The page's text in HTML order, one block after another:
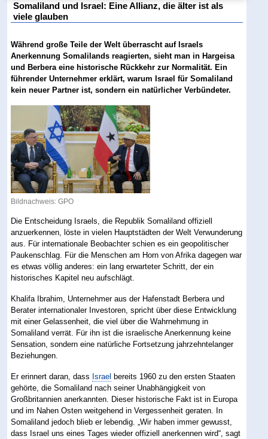
Somaliland und Israel: Eine Allianz, die älter ist als
viele glauben
Während große Teile der Welt überrascht auf Israels
Anerkennung Somalilands reagierten, sieht man in Hargeisa
und Berbera eine historische Rückkehr zur Normalität. Ein
führender Unternehmer erklärt, warum Israel für Somaliland
kein neuer Partner ist, sondern ein natürlicher Verbündeter.
Bildnachweis: GPO
Die Entscheidung Israels, die Republik Somaliland offiziell
anzuerkennen, löste in vielen Hauptstädten der Welt Verwunderung
aus. Für internationale Beobachter schien es ein geopolitischer
Paukenschlag. Für die Menschen am Horn von Afrika dagegen war
es etwas völlig anderes: ein lang erwarteter Schritt, der ein
historisches Kapitel neu aufschlägt.
Khalifa Ibrahim, Unternehmer aus der Hafenstadt Berbera und
Berater internationaler Investoren, spricht über diese Entwicklung
mit einer Gelassenheit, die viel über die Wahrnehmung in
Somaliland verrät. Für ihn ist die israelische Anerkennung keine
Sensation, sondern eine natürliche Fortsetzung jahrzehntelanger
Beziehungen.
Er erinnert daran, dass Israel bereits 1960 zu den ersten Staaten
gehörte, die Somaliland nach seiner Unabhängigkeit von
Großbritannien anerkannten. Dieser historische Fakt ist in Europa
und im Nahen Osten weitgehend in Vergessenheit geraten. In
Somaliland jedoch blieb er lebendig. „Wir haben immer gewusst,
dass Israel uns eines Tages wieder offiziell anerkennen wird“, sagt